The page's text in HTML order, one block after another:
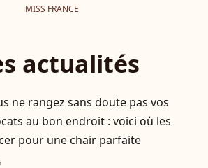
MISS FRANCE
actualités
ne rangez sans doute pas vos
au bon endroit : voici où les
pour une chair parfaite